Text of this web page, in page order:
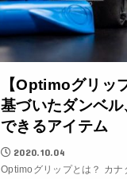
【Optimoグリ
基づいたダンベ
できるアイテム
2020.10.04
Optimoグリップとは？ カ